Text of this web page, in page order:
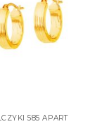
585 APART